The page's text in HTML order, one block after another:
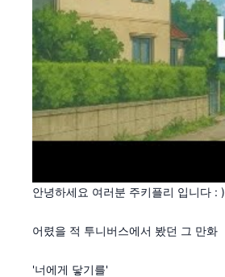
안녕하세요 여러분 주키플리 입니다 : )
어렸을 적 투니버스에서 봤던 그 만화
'너에게 닿기를'